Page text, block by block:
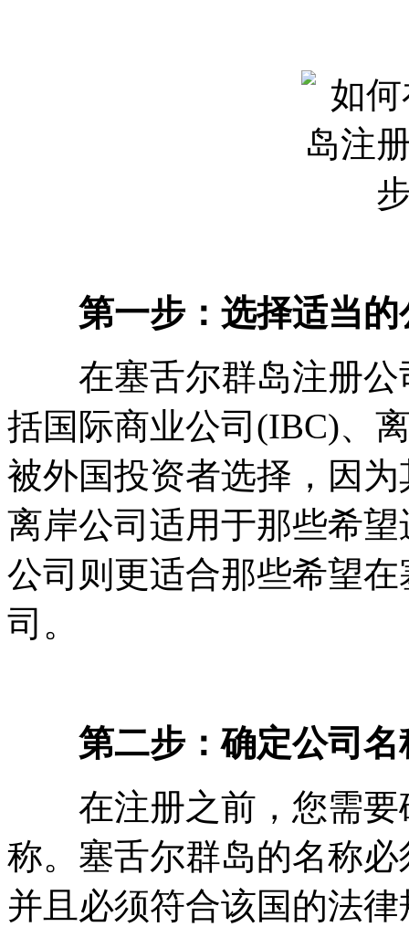
第一步：选择适当的
在塞舌尔群岛注册公
括国际商业公司(IBC)、
被外国投资者选择，因
离岸公司适用于那些希
公司则更适合那些希望
司。
第二步：确定公司名
在注册之前，您需要
称。塞舌尔群岛的名称
并且必须符合该国的法